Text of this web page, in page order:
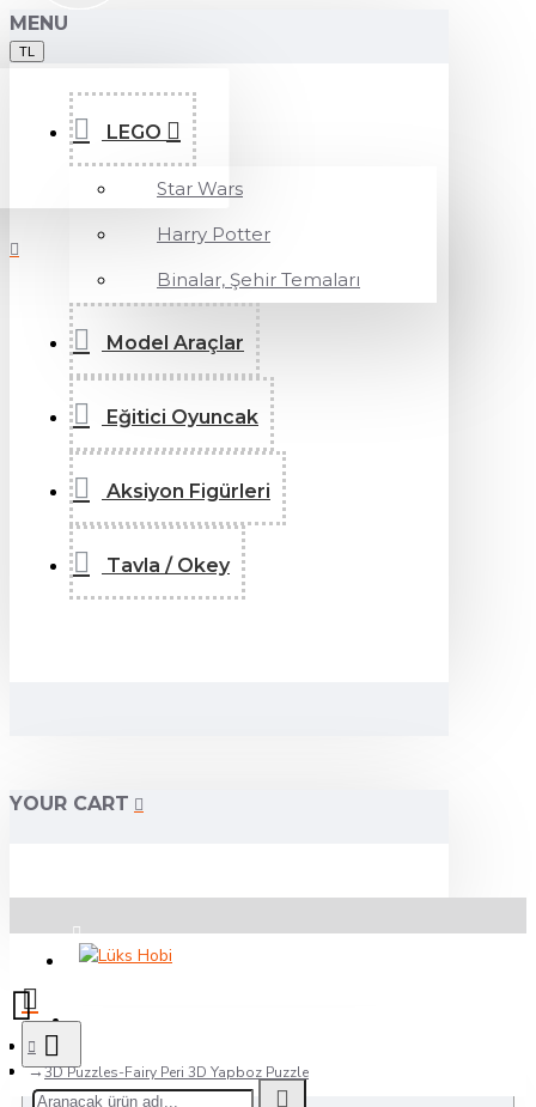
MENU
TL
LEGO
Star Wars
Harry Potter
Binalar, Şehir Temaları
Model Araçlar
Eğitici Oyuncak
Aksiyon Figürleri
Tavla / Okey
YOUR CART
Üye Girişi
3D Puzzles-Fairy Peri 3D Yapboz Puzzle